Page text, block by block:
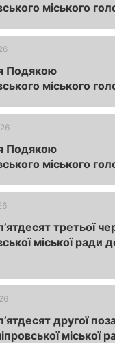
міського
Подякою
міського
Подякою
міського
третьої
міської ради
другої
міської